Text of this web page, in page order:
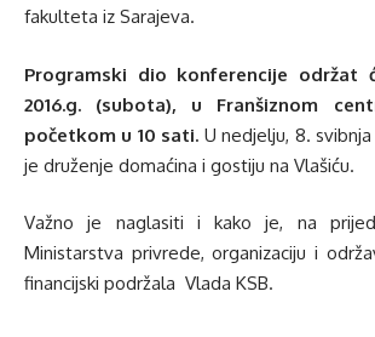
fakulteta iz Sarajeva.
Programski dio konferencije održat
2016.g. (subota), u Franšiznom
početkom u 10 sati. U nedjelju, 8.
je druženje domaćina i gostiju na Vlašiću.
Važno je naglasiti i kako je, na
Ministarstva privrede, organizaciju i
financijski podržala Vlada KSB.